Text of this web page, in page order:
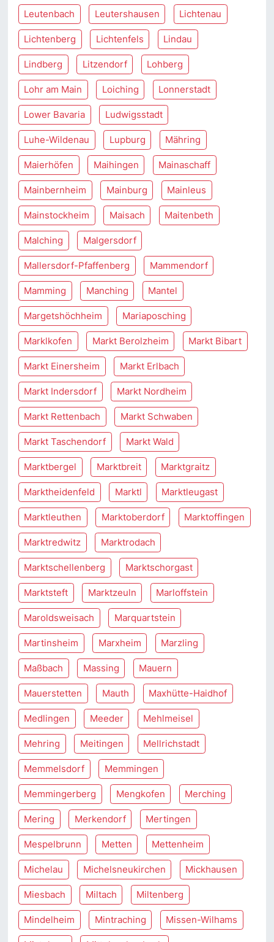
Leutenbach Leutershausen Lichtenau
Lichtenberg Lichtenfels Lindau
Lindberg Litzendorf Lohberg
Lohr am Main Loiching Lonnerstadt
Lower Bavaria Ludwigsstadt
Luhe-Wildenau Lupburg Mähring
Maierhöfen Maihingen Mainaschaff
Mainbernheim Mainburg Mainleus
Mainstockheim Maisach Maitenbeth
Malching Malgersdorf
Mallersdorf-Pfaffenberg Mammendorf
Mamming Manching Mantel
Margetshöchheim Mariaposching
Marklkofen Markt Berolzheim Markt Bibart
Markt Einersheim Markt Erlbach
Markt Indersdorf Markt Nordheim
Markt Rettenbach Markt Schwaben
Markt Taschendorf Markt Wald
Marktbergel Marktbreit Marktgraitz
Marktheidenfeld Marktl Marktleugast
Marktleuthen Marktoberdorf Marktoffingen
Marktredwitz Marktrodach
Marktschellenberg Marktschorgast
Marktsteft Marktzeuln Marloffstein
Maroldsweisach Marquartstein
Martinsheim Marxheim Marzling
Maßbach Massing Mauern
Mauerstetten Mauth Maxhütte-Haidhof
Medlingen Meeder Mehlmeisel
Mehring Meitingen Mellrichstadt
Memmelsdorf Memmingen
Memmingerberg Mengkofen Merching
Mering Merkendorf Mertingen
Mespelbrunn Metten Mettenheim
Michelau Michelsneukirchen Mickhausen
Miesbach Miltach Miltenberg
Mindelheim Mintraching Missen-Wilhams